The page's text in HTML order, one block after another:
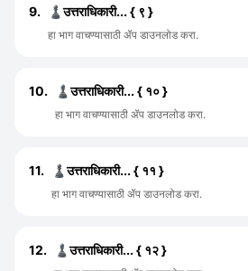
9. ♟️उत्तराधिकारी... { ९ }
हा भाग वाचण्यासाठी ॲप डाउनलोड करा.
10. ♟️उत्तराधिकारी... { १० }
हा भाग वाचण्यासाठी ॲप डाउनलोड करा.
11. ♟️उत्तराधिकारी... { ११ }
हा भाग वाचण्यासाठी ॲप डाउनलोड करा.
12. ♟️उत्तराधिकारी... { १२ }